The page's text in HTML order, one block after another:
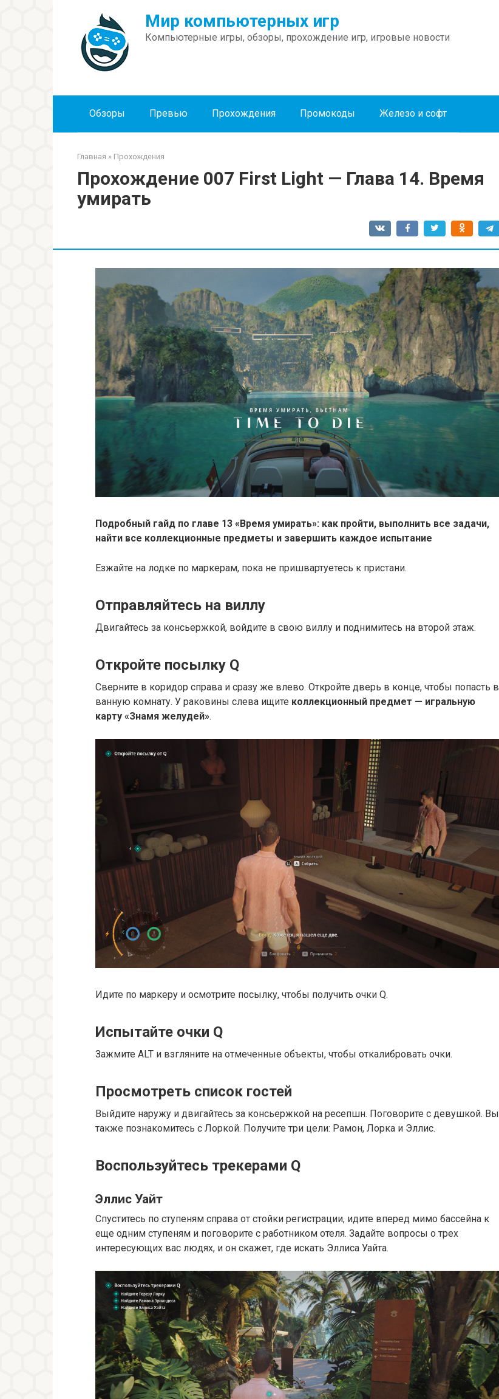
Мир компьютерных игр
Компьютерные игры, обзоры, прохождение игр, игровые новости
Обзоры Превью Прохождения Промокоды Железо и софт
Главная » Прохождения
Прохождение 007 First Light — Глава 14. Время
умирать
Подробный гайд по главе 13 «Время умирать»: как пройти, выполнить все задачи,
найти все коллекционные предметы и завершить каждое испытание
Езжайте на лодке по маркерам, пока не пришвартуетесь к пристани.
Отправляйтесь на виллу
Двигайтесь за консьержкой, войдите в свою виллу и поднимитесь на второй этаж.
Откройте посылку Q
Сверните в коридор справа и сразу же влево. Откройте дверь в конце, чтобы попасть в
ванную комнату. У раковины слева ищите коллекционный предмет — игральную
карту «Знамя желудей».
Идите по маркеру и осмотрите посылку, чтобы получить очки Q.
Испытайте очки Q
Зажмите ALT и взгляните на отмеченные объекты, чтобы откалибровать очки.
Просмотреть список гостей
Выйдите наружу и двигайтесь за консьержкой на ресепшн. Поговорите с девушкой. Вы
также познакомитесь с Лоркой. Получите три цели: Рамон, Лорка и Эллис.
Воспользуйтесь трекерами Q
Эллис Уайт
Спуститесь по ступеням справа от стойки регистрации, идите вперед мимо бассейна к
еще одним ступеням и поговорите с работником отеля. Задайте вопросы о трех
интересующих вас людях, и он скажет, где искать Эллиса Уайта.